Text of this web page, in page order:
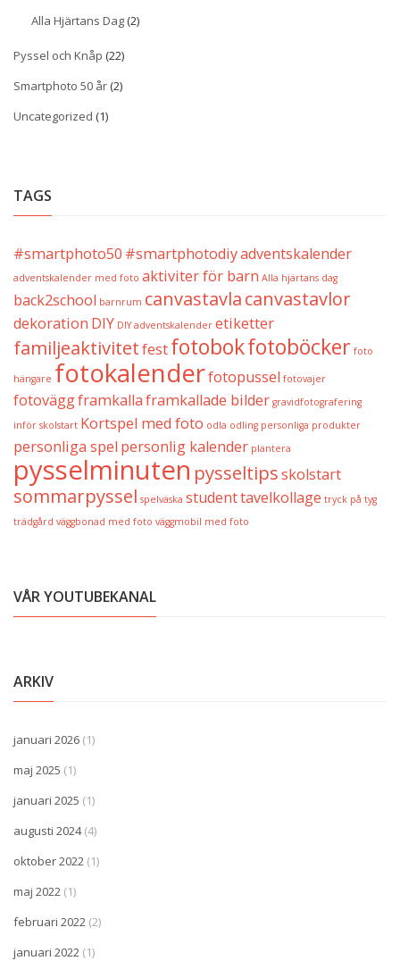
Alla Hjärtans Dag(2)
Pyssel och Knåp (22)
Smartphoto 50 år(2)
Uncategorized (1)
TAGS
#smartphoto50 #smartphotodiyadventskalender
adventskalender med foto aktiviter för barn Alla hjärtans dag
back2school barnrum canvastavlacanvastavlor
dekoration DIY DIY adventskalender etiketter
familjeaktivitetfestfotobokfotoböcker foto
hängare fotokalenderfotopussel fotovajer
fotoväggframkallaframkallade bilder gravidfotografering
inför skolstart Kortspel med foto odla odling personliga produkter
personliga spel personlig kalender plantera
pysselminuten pysseltipsskolstart
sommarpyssel spelväska studenttavelkollage tryck på tyg
trädgård väggbonad med foto väggmobil med foto
VÅR YOUTUBEKANAL
ARKIV
januari 2026 (1)
maj 2025 (1)
januari 2025 (1)
augusti 2024(4)
oktober 2022 (1)
maj 2022 (1)
februari 2022 (2)
januari 2022 (1)